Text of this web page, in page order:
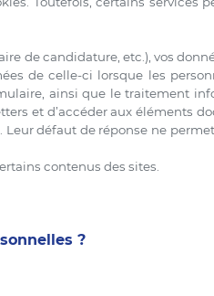
de candidature, etc.), vos
de celle-ci lorsque les
ainsi que le traitement
et d’accéder aux éléments
défaut de réponse ne
contenus des sites.
?